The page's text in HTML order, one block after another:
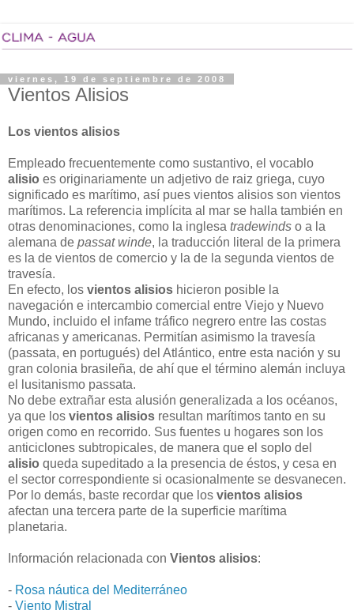
viernes, 19 de septiembre de 2008
Vientos Alisios
Los vientos alisios
Empleado frecuentemente como sustantivo, el vocablo
alisio es originariamente un adjetivo de raiz griega, cuyo
significado es marítimo, así pues vientos alisios son vientos
marítimos. La referencia implícita al mar se halla también en
otras denominaciones, como la inglesa tradewinds o a la
alemana de passat winde, la traducción literal de la primera
es la de vientos de comercio y la de la segunda vientos de
travesía.
En efecto, los vientos alisios hicieron posible la
navegación e intercambio comercial entre Viejo y Nuevo
Mundo, incluido el infame tráfico negrero entre las costas
africanas y americanas. Permitían asimismo la travesía
(passata, en portugués) del Atlántico, entre esta nación y su
gran colonia brasileña, de ahí que el término alemán incluya
el lusitanismo passata.
No debe extrañar esta alusión generalizada a los océanos,
ya que los vientos alisios resultan marítimos tanto en su
origen como en recorrido. Sus fuentes u hogares son los
anticiclones subtropicales, de manera que el soplo del
alisio queda supeditado a la presencia de éstos, y cesa en
el sector correspondiente si ocasionalmente se desvanecen.
Por lo demás, baste recordar que los vientos alisios
afectan una tercera parte de la superficie marítima
planetaria.
Información relacionada con Vientos alisios:
- Rosa náutica del Mediterráneo
- Viento Mistral